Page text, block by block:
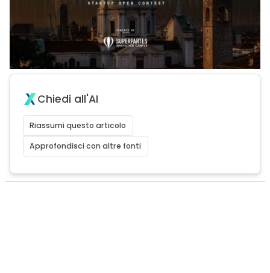
Chiedi all'AI
Riassumi questo articolo
Approfondisci con altre fonti